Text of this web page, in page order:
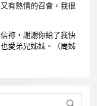
有熱情的召會，我很
祢，謝謝你給了我快
愛弟兄姊妹。（周姊